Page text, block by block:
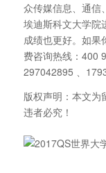
众传媒信息、通信
埃迪斯科文大学院
成绩也更好。如果
费咨询热线：400
297042895 、
版权声明：本文为
违者必究！